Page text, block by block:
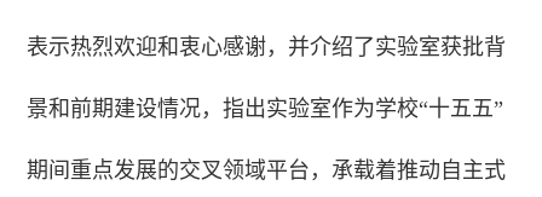
表示热烈欢迎和衷心感谢，并介绍了实验室获批背
景和前期建设情况，指出实验室作为学校“十五五”
期间重点发展的交叉领域平台，承载着推动自主式